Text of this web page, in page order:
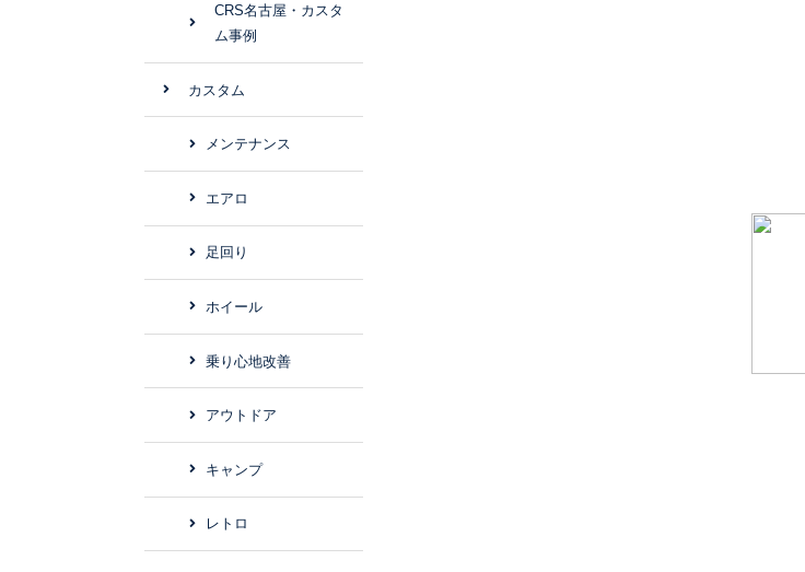
CRS名古屋・カスタ
ム事例
カスタム
メンテナンス
エアロ
足回り
ホイール
乗り心地改善
アウトドア
キャンプ
レトロ